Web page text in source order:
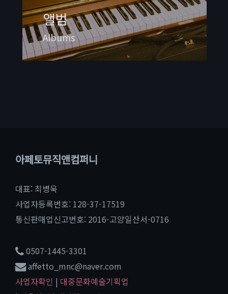
앨범
Albums
아페토뮤직앤컴퍼니
대표: 최병욱
사업자등록번호: 128-37-17519
통신판매업신고번호: 2016-고양일산서-0716
0507-1445-3301
affetto_mnc@naver.com
사업자확인 | 대중문화예술기획업